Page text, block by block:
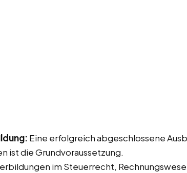
Eine erfolgreich abgeschlossene
ist die Grundvoraussetzung.
im Steuerrecht,